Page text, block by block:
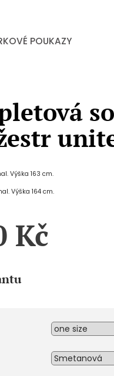
POUKAZY
Výška 163 cm.
Výška 164 cm.
Kč